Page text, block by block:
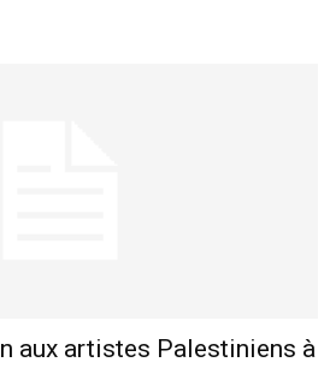
aux artistes Palestiniens à